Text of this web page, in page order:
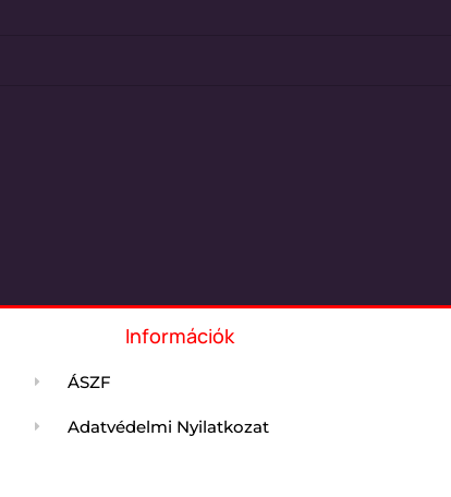
Információk
ÁSZF
Adatvédelmi Nyilatkozat